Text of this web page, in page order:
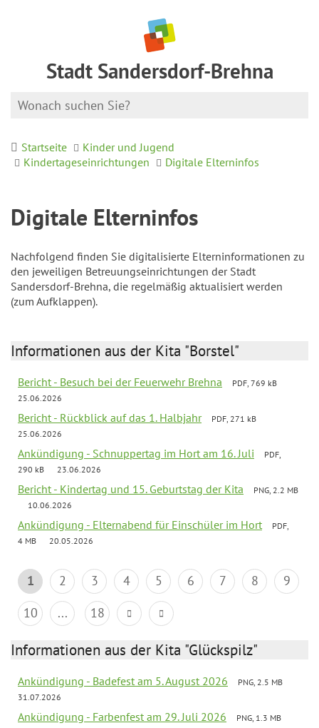
Stadt Sandersdorf-Brehna
Startseite
Kinder und Jugend
Kindertageseinrichtungen
Digitale Elterninfos
Digitale Elterninfos
Nachfolgend finden Sie digitalisierte Elterninformationen zu
den jeweiligen Betreuungseinrichtungen der Stadt
Sandersdorf-Brehna, die regelmäßig aktualisiert werden
(zum Aufklappen).
Informationen aus der Kita "Borstel"
Bericht - Besuch bei der Feuerwehr Brehna
PDF, 769 kB
25.06.2026
Bericht - Rückblick auf das 1. Halbjahr
PDF, 271 kB
25.06.2026
Ankündigung - Schnuppertag im Hort am 16. Juli
PDF,
290 kB
23.06.2026
Bericht - Kindertag und 15. Geburtstag der Kita
PNG, 2.2 MB
10.06.2026
Ankündigung - Elternabend für Einschüler im Hort
PDF,
4 MB
20.05.2026
1 2 3 4 5 6 7 8
9
10
... 18
Informationen aus der Kita "Glückspilz"
Ankündigung - Badefest am 5. August 2026
PNG, 2.5 MB
31.07.2026
Ankündigung - Farbenfest am 29. Juli 2026
PNG, 1.3 MB